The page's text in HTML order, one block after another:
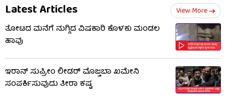
Latest Articles View More
ತೋಟದ ಮನೆಗೆ ನುಗ್ಗಿದ ವಿಷಕಾರಿ ಕೊಳಕು ಮಂಡಲ
ಹಾವು
ಇರಾನ್ ಸುಪ್ರೀಂ ಲೀಡರ್ ಮೊಜ್ತಬಾ ಖಮೇನಿ
ಸಂಪರ್ಕಿಸುವುದು ತೀರಾ ಕಷ್ಟ